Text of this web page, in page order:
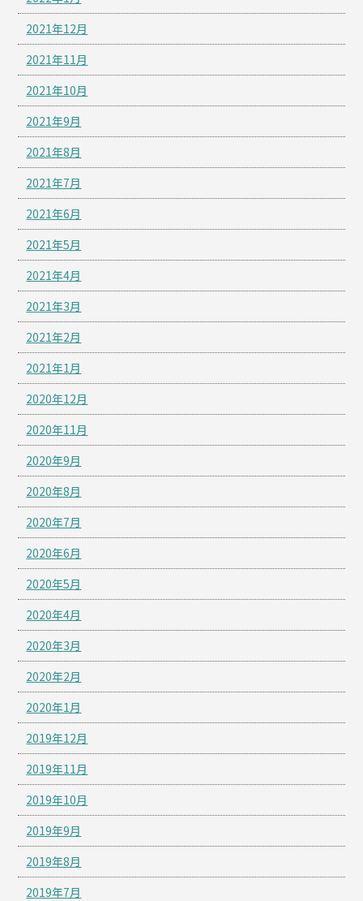
2021年12月
2021年11月
2021年10月
2021年9月
2021年8月
2021年7月
2021年6月
2021年5月
2021年4月
2021年3月
2021年2月
2021年1月
2020年12月
2020年11月
2020年9月
2020年8月
2020年7月
2020年6月
2020年5月
2020年4月
2020年3月
2020年2月
2020年1月
2019年12月
2019年11月
2019年10月
2019年9月
2019年8月
2019年7月